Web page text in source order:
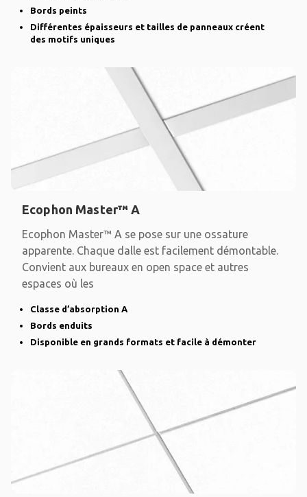
Bords peints
Différentes épaisseurs et tailles de panneaux créent
des motifs uniques
Ecophon Master™ A
Ecophon Master™ A se pose sur une ossature
apparente. Chaque dalle est facilement démontable.
Convient aux bureaux en open space et autres
espaces où les
Classe d’absorption A
Bords enduits
Disponible en grands formats et facile à démonter